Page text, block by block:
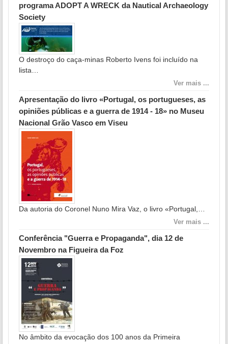
programa ADOPT A WRECK da Nautical Archaeology
Society
O destroço do caça-minas Roberto Ivens foi incluído na
lista…
Ver mais ...
Apresentação do livro «Portugal, os portugueses, as
opiniões públicas e a guerra de 1914 - 18» no Museu
Nacional Grão Vasco em Viseu
Da autoria do Coronel Nuno Mira Vaz, o livro «Portugal,…
Ver mais ...
Conferência "Guerra e Propaganda", dia 12 de
Novembro na Figueira da Foz
No âmbito da evocação dos 100 anos da Primeira